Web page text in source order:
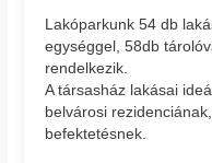
Lakóparkunk 54 db
egységgel, 58db
rendelkezik.
A társasház lakásai
belvárosi
befektetésnek.